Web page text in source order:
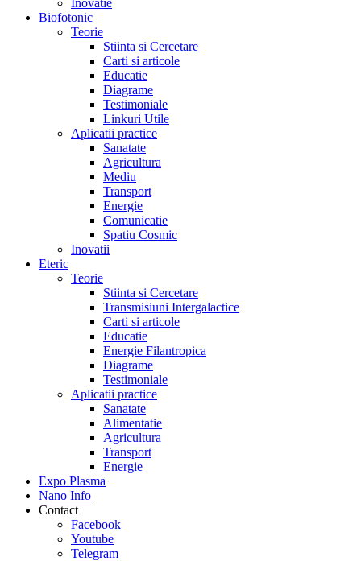
Biofotonic
Teorie
Stiinta si Cercetare
Carti si articole
Educatie
Diagrame
Testimoniale
Linkuri Utile
Aplicatii practice
Sanatate
Agricultura
Mediu
Transport
Energie
Comunicatie
Spatiu Cosmic
Inovatii
Eteric
Teorie
Stiinta si Cercetare
Transmisiuni Intergalactice
Carti si articole
Educatie
Energie Filantropica
Diagrame
Testimoniale
Aplicatii practice
Sanatate
Alimentatie
Agricultura
Transport
Energie
Expo Plasma
Nano Info
Contact
Facebook
Youtube
Telegram